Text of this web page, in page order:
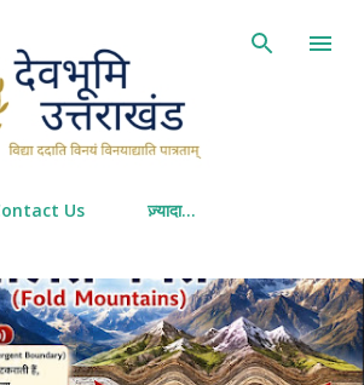
Us ज़्यादा…